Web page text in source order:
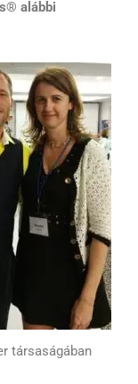
alábbi
társaságában